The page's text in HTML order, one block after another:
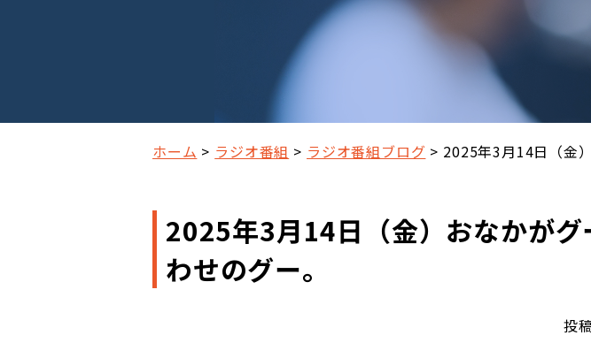
ホーム ラジオ番組 ラジオ番組ブログ 2025年3月14日（金
2025年3月14日（金）おなかがグ
わせのグー。
投